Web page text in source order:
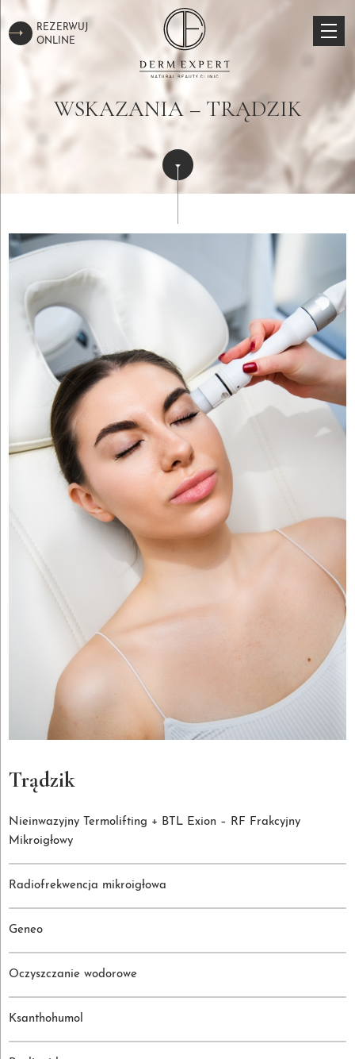
REZERWUJ
ONLINE
WSKAZANIA – TRĄDZIK
Trądzik
Nieinwazyjny Termolifting + BTL Exion – RF Frakcyjny
Mikroigłowy
Radiofrekwencja mikroigłowa
Geneo
Oczyszczanie wodorowe
Ksanthohumol